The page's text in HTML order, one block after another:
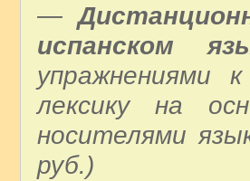
—
испанском
упражнениями
лексику на
носителями
руб.)